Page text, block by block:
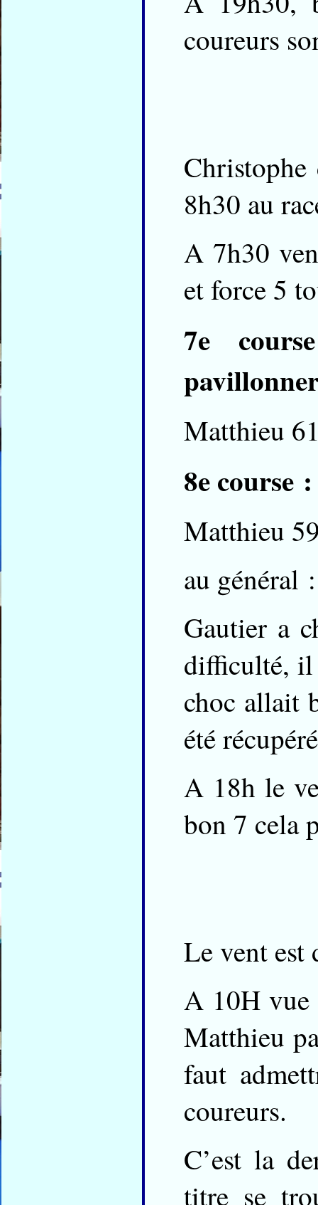
coureurs
8h30 au
A 7h30
et force 5
7e
Matthieu
8e course
Matthieu
au général
Gautier a
difficulté, il
choc allait
été
A 18h le
bon 7 cela
Le vent est
A 10H vue
Matthieu
faut
coureurs.
C’est la
titre se